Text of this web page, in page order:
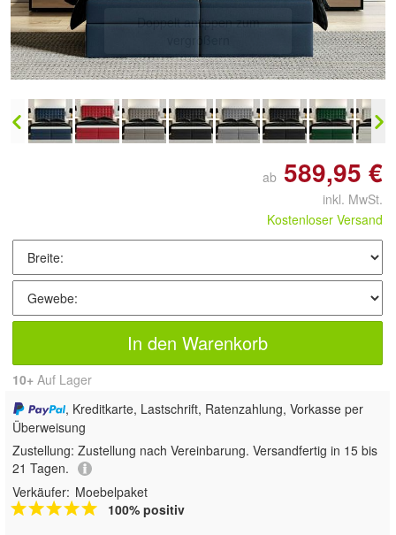
Doppelt antippen zum
ab 589,95 €
inkl. MwSt.
Kostenloser Versand
In den Warenkorb
10+ Auf Lager
, Kreditkarte, Lastschrift, Ratenzahlung, Vorkasse per
Überweisung
Zustellung: Zustellung nach Vereinbarung. Versandfertig in 15 bis
21 Tagen.
Verkäufer: Moebelpaket
100% positiv